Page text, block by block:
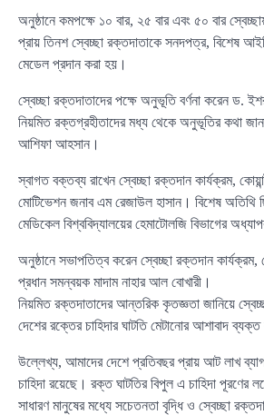
অনুষ্ঠানে কমপক্ষে ১০ বার, ২৫ বার এবং ৫০ বার
প্রায় তিনশ স্বেচ্ছা রক্তদাতাকে সনদপত্র, বিশেষ
মেডেল প্রদান করা হয়।
স্বেচ্ছা রক্তদাতাদের পক্ষে অনুভূতি বর্ণনা করেন ড.
নিয়মিত রক্তগ্রহীতাদের মধ্য থেকে অনুভূতির কথা
আশিফা আহসান।
স্বাগত বক্তব্য রাখেন স্বেচ্ছা রক্তদান কার্যক্রম,
মোটিভেশন জনাব এম রেজাউল হাসান। বিশেষ অতিথি
মেডিকেল বিশ্ববিদ্যালয়ের হেমাটোলজি বিভাগের
অনুষ্ঠানে সভাপতিত্ব করেন স্বেচ্ছা রক্তদান কার্যক্রম,
প্রধান সমন্বয়ক মাদাম নাহার আল বোখারী।
নিয়মিত রক্তদাতাদের আন্তরিক কৃতজ্ঞতা জানিয়ে
দেশের রক্তের চাহিদার ঘাটতি মেটানোর আশাবাদ
উল্লেখ্য, আমাদের দেশে প্রতিবছর প্রায় আট লাখ
চাহিদা রয়েছে। রক্ত ঘাটতির বিপুল এ চাহিদা পূরণের
সাধারণ মানুষের মধ্যে সচেতনতা বৃদ্ধি ও স্বেচ্ছা